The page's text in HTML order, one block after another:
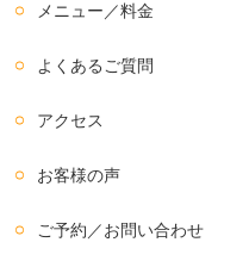
メニュー／料金
よくあるご質問
アクセス
お客様の声
ご予約／お問い合わせ